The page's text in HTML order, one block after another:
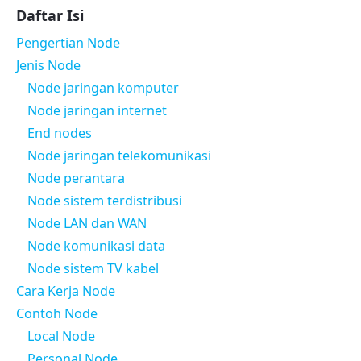
Daftar Isi
Pengertian Node
Jenis Node
Node jaringan komputer
Node jaringan internet
End nodes
Node jaringan telekomunikasi
Node perantara
Node sistem terdistribusi
Node LAN dan WAN
Node komunikasi data
Node sistem TV kabel
Cara Kerja Node
Contoh Node
Local Node